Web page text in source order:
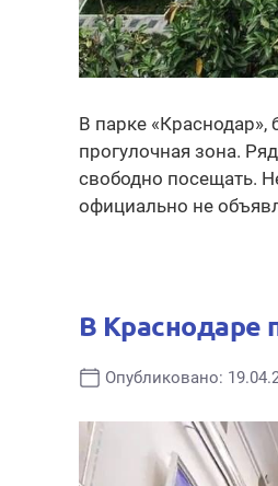
В парке «Краснодар»,
прогулочная зона.
свободно посещать.
официально не
В Краснодаре
Опубликовано: